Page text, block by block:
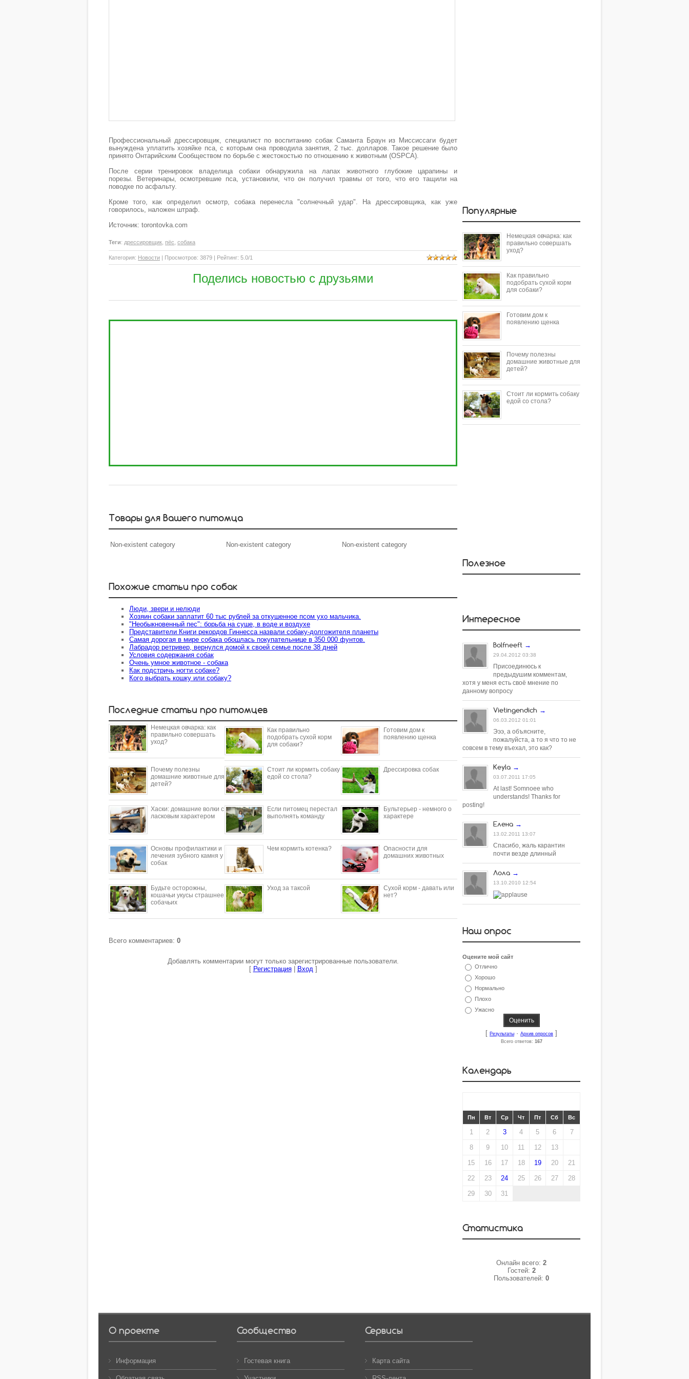
Профессиональный дрессировщик, специалист по воспитанию собак Саманта Браун из Миссиссаги будет
вынуждена уплатить хозяйке пса, с которым она проводила занятия, 2 тыс. долларов. Такое решение было
принято Онтарийским Сообществом по борьбе с жестокостью по отношению к животным (OSPCA).
После серии тренировок владелица собаки обнаружила на лапах животного глубокие царапины и
порезы. Ветеринары, осмотревшие пса, установили, что он получил травмы от того, что его тащили на
поводке по асфальту.
Кроме того, как определил осмотр, собака перенесла "солнечный удар". На дрессировщика, как уже
говорилось, наложен штраф.
Источник: torontovka.com
Теги: дрессировщик пёс собака
Категория: Новости | Просмотров: 3879 | Рейтинг: 5.0/1
Поделись новостью с друзьями
Товары для Вашего питомца
Non-existent category Non-existent category Non-existent category
Похожие статьи про собак
Люди, звери и нелюди
Хозяин собаки заплатит 60 тыс рублей за откушенное псом ухо мальчика.
"Необыкновенный пес": борьба на суше, в воде и воздухе
Представители Книги рекордов Гиннесса назвали собаку-долгожителя планеты
Самая дорогая в мире собака обошлась покупательнице в 350 000 фунтов.
Лабрадор ретривер, вернулся домой к своей семье после 38 дней
Условия содержания собак
Очень умное животное - собака
Как подстричь ногти собаке?
Кого выбрать кошку или собаку?
Последние статьи про питомцев
Немецкая овчарка: как
правильно совершать
уход?
Как правильно
подобрать сухой корм
для собаки?
Готовим дом к
появлению щенка
Почему полезны
домашние животные для
детей?
Стоит ли кормить собаку
едой со стола?
Дрессировка собак
​Хаски: домашние волки с
ласковым характером
Если питомец перестал
выполнять команду
Бультерьер - немного о
характере
Основы профилактики и
лечения зубного камня у
собак
Чем кормить котенка?
Опасности для
домашних животных
Будьте осторожны,
кошачьи укусы страшнее
собачьих
Уход за таксой
Сухой корм - давать или
нет?
Всего комментариев: 0
Добавлять комментарии могут только зарегистрированные пользователи.
[ Регистрация| Вход ]
Популярные
Немецкая овчарка: как
правильно совершать
уход?
Как правильно
подобрать сухой корм
для собаки?
Готовим дом к
появлению щенка
Почему полезны
домашние животные для
детей?
Стоит ли кормить собаку
едой со стола?
Полезное
Интересное
Bolfneeft →
29.04.2012 03:38
Присоединюсь к
предыдушим комментам,
хотя у меня есть своё мнение по
данному вопросу
Vietingendich →
06.03.2012 01:01
Эээ, а объясните,
пожалуйста, а то я что то не
совсем в тему въехал, это как?
Keyla →
03.07.2011 17:05
At last! Somnoee who
understands! Thanks for
posting!
Елена →
13.02.2011 13:07
Спасибо, жаль карантин
почти везде длинный
Лола →
13.10.2010 12:54
Наш опрос
Оцените мой сайт
Отлично
Хорошо
Нормально
Плохо
Ужасно
[ Результаты · Архив опросов ]
Всего ответов: 167
Календарь
Пн Вт Ср Чт Пт Сб Вс
1 2 3 4 5 6
7
8
9 10 11 12 13
15
16 17 18 19 20
21
22
23 24 25 26 27
28
29
30 31
Статистика
Онлайн всего: 2
Гостей: 2
Пользователей: 0
О проекте
Информация
Сообщество
Гостевая книга
Сервисы
Карта сайта